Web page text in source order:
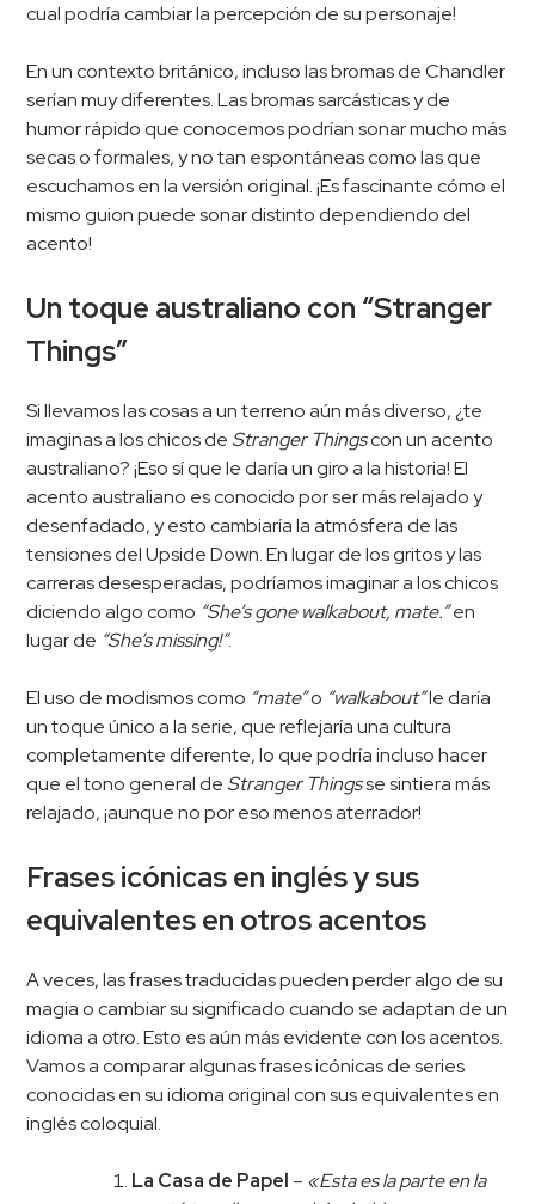
cual podría cambiar la percepción de su personaje!
En un contexto británico, incluso las bromas de Chandler
serían muy diferentes. Las bromas sarcásticas y de
humor rápido que conocemos podrían sonar mucho más
secas o formales, y no tan espontáneas como las que
escuchamos en la versión original. ¡Es fascinante cómo el
mismo guion puede sonar distinto dependiendo del
acento!
Un toque australiano con “Stranger
Things”
Si llevamos las cosas a un terreno aún más diverso, ¿te
imaginas a los chicos de Stranger Thingscon un acento
australiano? ¡Eso sí que le daría un giro a la historia! El
acento australiano es conocido por ser más relajado y
desenfadado, y esto cambiaría la atmósfera de las
tensiones del Upside Down. En lugar de los gritos y las
carreras desesperadas, podríamos imaginar a los chicos
diciendo algo como “She’s gone walkabout, mate.”en
lugar de “She’s missing!”.
El uso de modismos como “mate”o “walkabout”le daría
un toque único a la serie, que reflejaría una cultura
completamente diferente, lo que podría incluso hacer
que el tono general de Stranger Thingsse sintiera más
relajado, ¡aunque no por eso menos aterrador!
Frases icónicas en inglés y sus
equivalentes en otros acentos
A veces, las frases traducidas pueden perder algo de su
magia o cambiar su significado cuando se adaptan de un
idioma a otro. Esto es aún más evidente con los acentos.
Vamos a comparar algunas frases icónicas de series
conocidas en su idioma original con sus equivalentes en
inglés coloquial.
La Casa de Papel – «Esta es la parte en la